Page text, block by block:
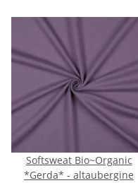
Softsweat Bio~Organic
*Gerda* - altaubergine